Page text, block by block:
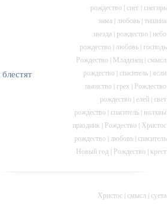
рождество |снег |снегирь
зима | любовь |тишина
звезда | рождество | небо
рождество | любовь | господь
Рождество | Младенец |смысл
рождество |спаситель | ясли
пьянство | грех | Рождество
рождество |елей |свет
рождество |спаситель | волхвы
праздник | Рождество | Христос
рождество | любовь |спаситель
Новый год | Рождество | крест
Христос |смысл |суета